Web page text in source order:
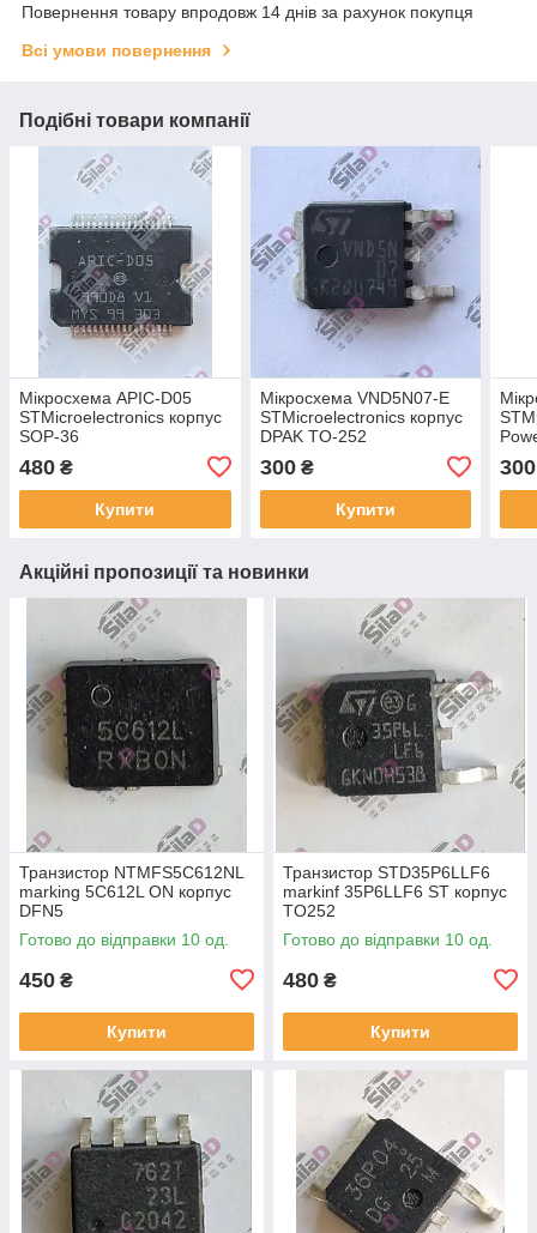
Повернення товару впродовж 14 днів за рахунок покупця
Всі умови повернення
Подібні товари компанії
Мікросхема APIC-D05
STMicroelectronics корпус
SOP-36
480 ₴
Купити
Мікросхема VND5N07-E
STMicroelectronics корпус
DPAK TO-252
300₴
Купити
300
Акційні пропозиції та новинки
Транзистор NTMFS5C612NL
marking 5C612L ON корпус
DFN5
Готово до відправки 10 од.
450 ₴
Купити
Транзистор STD35P6LLF6
markinf 35P6LLF6 ST корпус
TO252
Готово до відправки 10 од.
480 ₴
Купити